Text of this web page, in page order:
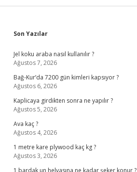
Sidebar
Son Yazılar
Jel koku araba nasıl kullanılır ?
Ağustos 7, 2026
Bağ-Kur’da 7200 gün kimleri kapsıyor ?
Ağustos 6, 2026
Kaplicaya girdikten sonra ne yapılır ?
Ağustos 5, 2026
Ava kaç ?
Ağustos 4, 2026
1 metre kare plywood kaç kg ?
Ağustos 3, 2026
1 bardak un helvasına ne kadar şeker konur ?